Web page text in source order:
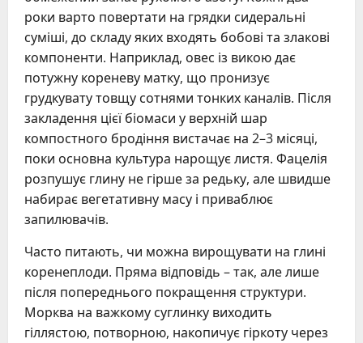
роки варто повертати на грядки сидеральні
суміші, до складу яких входять бобові та злакові
компоненти. Наприклад, овес із викою дає
потужну кореневу матку, що пронизує
грудкувату товщу сотнями тонких каналів. Після
закладення цієї біомаси у верхній шар
компостного бродіння вистачає на 2–3 місяці,
поки основна культура нарощує листя. Фацелія
розпушує глину не гірше за редьку, але швидше
набирає вегетативну масу і приваблює
запилювачів.
Часто питають, чи можна вирощувати на глині
коренеплоди. Пряма відповідь – так, але лише
після попереднього покращення структури.
Морква на важкому суглинку виходить
гіллястою, потворною, накопичує гіркоту через